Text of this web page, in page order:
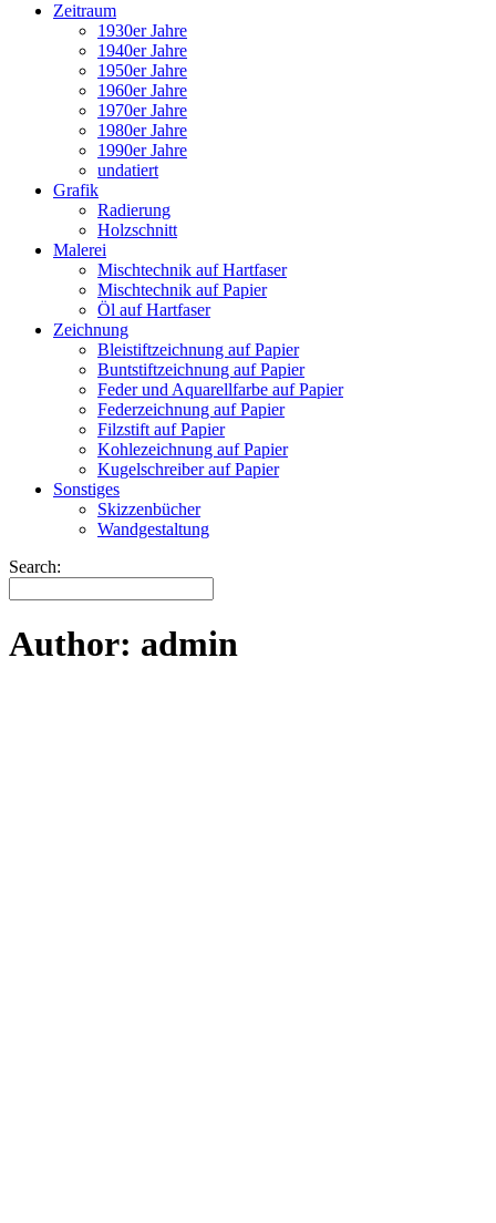
Zeitraum
1930er Jahre
1940er Jahre
1950er Jahre
1960er Jahre
1970er Jahre
1980er Jahre
1990er Jahre
undatiert
Grafik
Radierung
Holzschnitt
Malerei
Mischtechnik auf Hartfaser
Mischtechnik auf Papier
Öl auf Hartfaser
Zeichnung
Bleistiftzeichnung auf Papier
Buntstiftzeichnung auf Papier
Feder und Aquarellfarbe auf Papier
Federzeichnung auf Papier
Filzstift auf Papier
Kohlezeichnung auf Papier
Kugelschreiber auf Papier
Sonstiges
Skizzenbücher
Wandgestaltung
Search:
Author: admin